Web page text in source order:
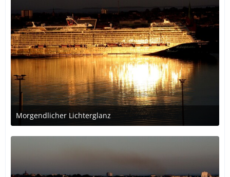
Morgendlicher Lichterglanz
30. Oktober 2018 um 01:11